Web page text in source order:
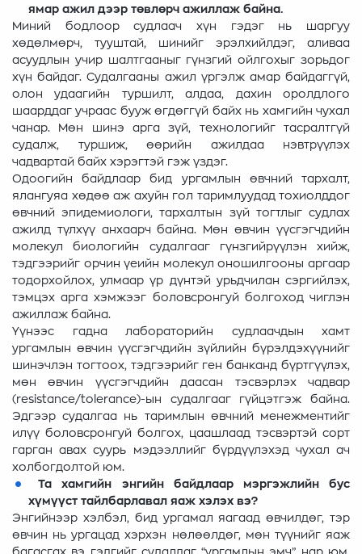
ямар ажил дээр төвлөрч ажиллаж байна.
Миний бодлоор судлаач хүн гэдэг нь шаргуу
хөдөлмөрч, тууштай, шинийг эрэлхийлдэг, аливаа
асуудлын учир шалтгааныг гүнзгий ойлгохыг зорьдог
хүн байдаг. Судалгааны ажил үргэлж амар байдаггүй,
олон удаагийн туршилт, алдаа, дахин оролдлого
шаарддаг учраас бууж өгдөггүй байх нь хамгийн чухал
чанар. Мөн шинэ арга зүй, технологийг тасралтгүй
судалж, туршиж, өөрийн ажилдаа нэвтрүүлэх
чадвартай байх хэрэгтэй гэж үздэг.
Одоогийн байдлаар бид ургамлын өвчний тархалт,
ялангуяа хөдөө аж ахуйн гол таримлуудад тохиолддог
өвчний эпидемиологи, тархалтын зүй тогтлыг судлах
ажилд түлхүү анхаарч байна. Мөн өвчин үүсгэгчдийн
молекул биологийн судалгааг гүнзгийрүүлэн хийж,
тэдгээрийг орчин үеийн молекул оношилгооны аргаар
тодорхойлох, улмаар үр дүнтэй урьдчилан сэргийлэх,
тэмцэх арга хэмжээг боловсронгуй болгоход чиглэн
ажиллаж байна.
Үүнээс гадна лабораторийн судлаачдын хамт
ургамлын өвчин үүсгэгчдийн зүйлийн бүрэлдэхүүнийг
шинэчлэн тогтоох, тэдгээрийг ген банканд бүртгүүлэх,
мөн өвчин үүсгэгчдийн даасан тэсвэрлэх чадвар
(resistance/tolerance)-ын судалгааг гүйцэтгэж байна.
Эдгээр судалгаа нь таримлын өвчний менежментийг
илүү боловсронгуй болгох, цаашлаад тэсвэртэй сорт
гарган авах суурь мэдээллийг бүрдүүлэхэд чухал ач
холбогдолтой юм.
Та хамгийн энгийн байдлаар мэргэжлийн бус
хүмүүст тайлбарлавал яаж хэлэх вэ?
Энгийнээр хэлбэл, бид ургамал яагаад өвчилдөг, тэр
өвчин нь ургацад хэрхэн нөлөөлдөг, мөн түүнийг яаж
багасгах вэ гэдгийг судалдаг “ургамлын эмч” нар юм.